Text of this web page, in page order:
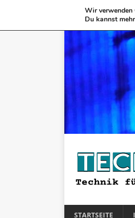
STARTSEITE
Wir verwenden
Du kannst